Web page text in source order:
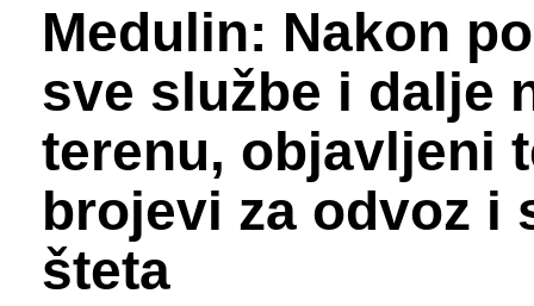
Medulin: Nakon
sve službe i dalje
terenu, objavljeni
brojevi za odvoz i
šteta